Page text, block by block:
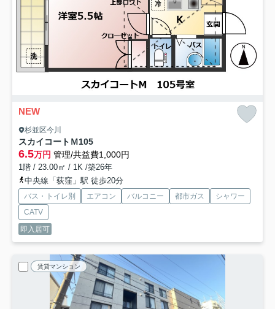
NEW
杉並区今川
スカイコートＭ105
6.5万円 管理/共益費1,000円
1階 / 23.00㎡ / 1K /築26年
中央線「荻窪」駅 徒歩20分
バス・トイレ別 エアコン バルコニー 都市ガス
シャワー
CATV
即入居可
賃貸マンション